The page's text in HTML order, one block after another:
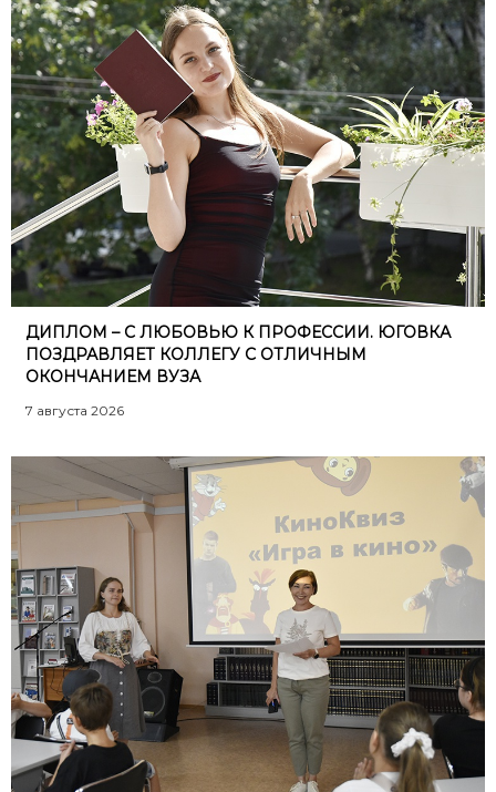
ДИПЛОМ – С ЛЮБОВЬЮ К ПРОФЕССИИ. ЮГОВКА
ПОЗДРАВЛЯЕТ КОЛЛЕГУ С ОТЛИЧНЫМ
ОКОНЧАНИЕМ ВУЗА
7 августа 2026